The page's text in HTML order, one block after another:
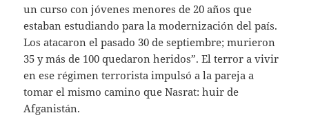
un curso con jóvenes menores de 20 años que
estaban estudiando para la modernización del país.
Los atacaron el pasado 30 de septiembre; murieron
35 y más de 100 quedaron heridos”. El terror a vivir
en ese régimen terrorista impulsó a la pareja a
tomar el mismo camino que Nasrat: huir de
Afganistán.